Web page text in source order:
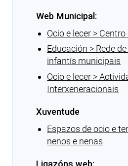
Web Municipal:
Ocio e lecer >
Educación > Rede
infantís municipais
Ocio e lecer >
Interxeneracionais
Xuventude
Espazos de ocio e
nenos e nenas
Ligazóns web: